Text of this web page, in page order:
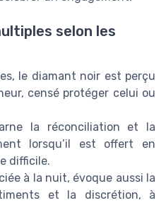
selon les
le diamant noir est perçu
censé protéger celui ou
la réconciliation et la
lorsqu’il est offert en
difficile.
à la nuit, évoque aussi la
et la discrétion, à